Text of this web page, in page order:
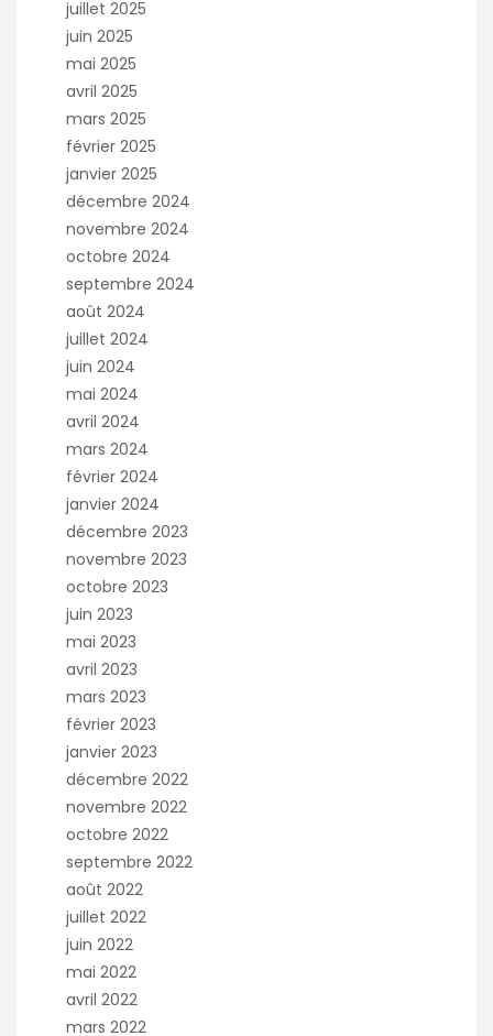
juillet 2025
juin 2025
mai 2025
avril 2025
mars 2025
février 2025
janvier 2025
décembre 2024
novembre 2024
octobre 2024
septembre 2024
août 2024
juillet 2024
juin 2024
mai 2024
avril 2024
mars 2024
février 2024
janvier 2024
décembre 2023
novembre 2023
octobre 2023
juin 2023
mai 2023
avril 2023
mars 2023
février 2023
janvier 2023
décembre 2022
novembre 2022
octobre 2022
septembre 2022
août 2022
juillet 2022
juin 2022
mai 2022
avril 2022
mars 2022